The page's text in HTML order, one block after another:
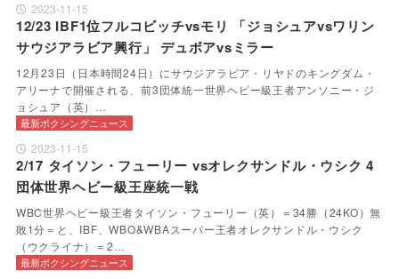
2023-11-15
12/23 IBF1位フルコビッチvsモリ 「ジョシュアvsワリン
サウジアラビア興行」 デュボアvsミラー
12月23日（日本時間24日）にサウジアラビア・リヤドのキングダム・
アリーナで開催される、前3団体統一世界ヘビー級王者アンソニー・ジ
ョシュア（英）…
最新ボクシングニュース
2023-11-15
2/17 タイソン・フューリー vsオレクサンドル・ウシク 4
団体世界ヘビー級王座統一戦
WBC世界ヘビー級王者タイソン・フューリー（英）＝34勝（24KO）無
敗1分＝と、IBF、WBO&WBAスーパー王者オレクサンドル・ウシク
（ウクライナ）＝2…
最新ボクシングニュース